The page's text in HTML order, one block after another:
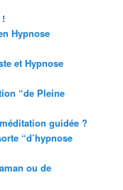
!
Hypnose
et Hypnose
“de Pleine
guidée ?
“d’hypnose
ou de